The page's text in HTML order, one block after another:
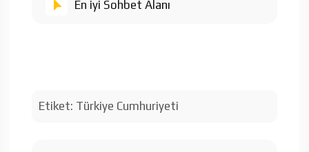
En iyi Sohbet Alanı
Etiket: Türkiye Cumhuriyeti